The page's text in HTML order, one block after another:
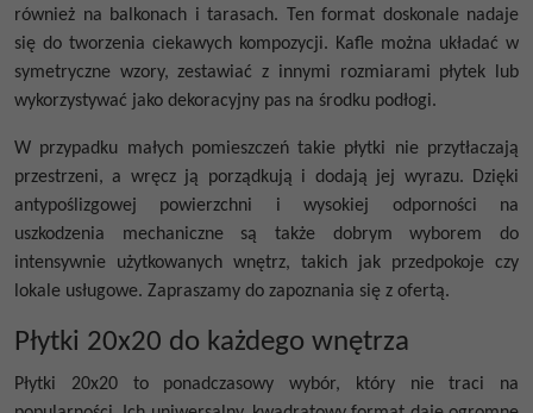
również na balkonach i tarasach. Ten format doskonale nadaje
się do tworzenia ciekawych kompozycji. Kafle można układać w
symetryczne wzory, zestawiać z innymi rozmiarami płytek lub
wykorzystywać jako dekoracyjny pas na środku podłogi.
W przypadku małych pomieszczeń takie płytki nie przytłaczają
przestrzeni, a wręcz ją porządkują i dodają jej wyrazu. Dzięki
antypoślizgowej powierzchni i wysokiej odporności na
uszkodzenia mechaniczne są także dobrym wyborem do
intensywnie użytkowanych wnętrz, takich jak przedpokoje czy
lokale usługowe. Zapraszamy do zapoznania się z ofertą.
Płytki 20x20 do każdego wnętrza
Płytki 20x20to ponadczasowy wybór, który nie traci na